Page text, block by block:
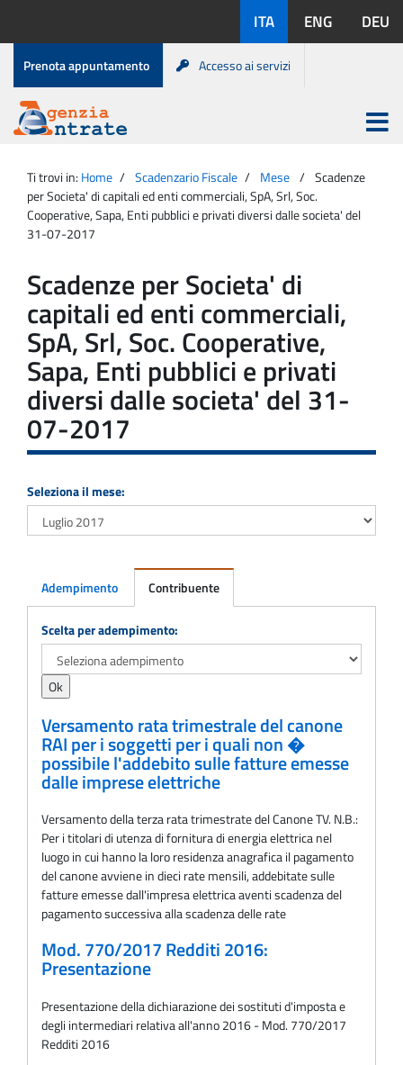
contenuto
disponibili:
ITA ENG DEU
Menu
di
servizio
Prenota appuntamento Accesso ai servizi
Agenzia
Entrate
Apri
menu
principale
Ti trovi in: Home Scadenzario Fiscale Mese
Scadenze
per Societa' di capitali ed enti commerciali, SpA, Srl, Soc.
Cooperative, Sapa, Enti pubblici e privati diversi dalle societa' del
31-07-2017
Scadenze per Societa' di
capitali ed enti commerciali,
SpA, Srl, Soc. Cooperative,
Sapa, Enti pubblici e privati
diversi dalle societa' del 31-
07-2017
Seleziona il mese:
Adempimento Contribuente
Adempimento
Scelta per adempimento:
Versamento rata trimestrale del canone
RAI per i soggetti per i quali non �
possibile l'addebito sulle fatture emesse
dalle imprese elettriche
Versamento della terza rata trimestrate del Canone TV. N.B.:
Per i titolari di utenza di fornitura di energia elettrica nel
luogo in cui hanno la loro residenza anagrafica il pagamento
del canone avviene in dieci rate mensili, addebitate sulle
fatture emesse dall'impresa elettrica aventi scadenza del
pagamento successiva alla scadenza delle rate
Mod. 770/2017 Redditi 2016:
Presentazione
Presentazione della dichiarazione dei sostituti d'imposta e
degli intermediari relativa all'anno 2016 - Mod. 770/2017
Redditi 2016